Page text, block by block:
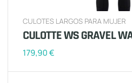
CULOTES LARGOS PARA MUJER
CULOTTE WS GRAVEL
179,90€